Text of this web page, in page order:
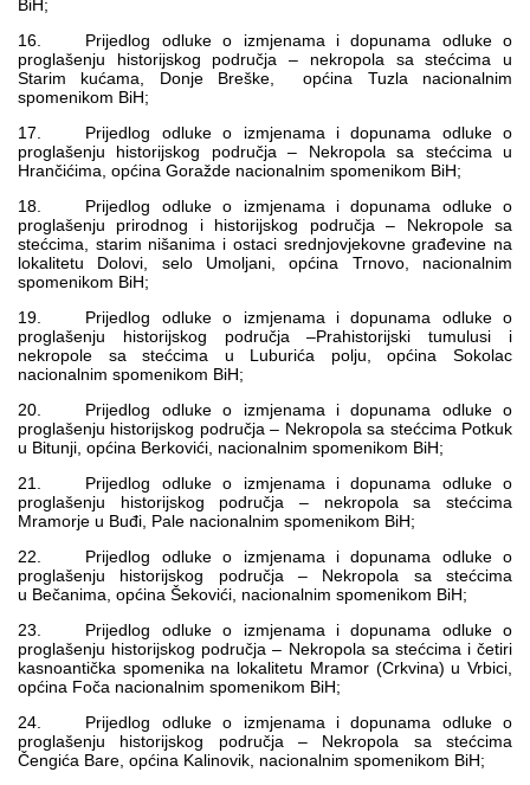
BiH;
16. Prijedlog odluke o izmjenama i dopunama odluke o
proglašenju historijskog područja – nekropola sa stećcima u
Starim kućama, Donje Breške, općina Tuzla nacionalnim
spomenikom BiH;
17. Prijedlog odluke o izmjenama i dopunama odluke o
proglašenju historijskog područja – Nekropola sa stećcima u
Hrančićima, općina Goražde nacionalnim spomenikom BiH;
18. Prijedlog odluke o izmjenama i dopunama odluke o
proglašenju prirodnog i historijskog područja – Nekropole sa
stećcima, starim nišanima i ostaci srednjovjekovne građevine na
lokalitetu Dolovi, selo Umoljani, općina Trnovo, nacionalnim
spomenikom BiH;
19. Prijedlog odluke o izmjenama i dopunama odluke o
proglašenju historijskog područja –Prahistorijski tumulusi i
nekropole sa stećcima u Luburića polju, općina Sokolac
nacionalnim spomenikom BiH;
20. Prijedlog odluke o izmjenama i dopunama odluke o
proglašenju historijskog područja – Nekropola sa stećcima Potkuk
u Bitunji, općina Berkovići, nacionalnim spomenikom BiH;
21. Prijedlog odluke o izmjenama i dopunama odluke o
proglašenju historijskog područja – nekropola sa stećcima
Mramorje u Buđi, Pale nacionalnim spomenikom BiH;
22. Prijedlog odluke o izmjenama i dopunama odluke o
proglašenju historijskog područja – Nekropola sa stećcima
u Bečanima, općina Šekovići, nacionalnim spomenikom BiH;
23. Prijedlog odluke o izmjenama i dopunama odluke o
proglašenju historijskog područja – Nekropola sa stećcima i četiri
kasnoantička spomenika na lokalitetu Mramor (Crkvina) u Vrbici,
općina Foča nacionalnim spomenikom BiH;
24. Prijedlog odluke o izmjenama i dopunama odluke o
proglašenju historijskog područja – Nekropola sa stećcima
Čengića Bare, općina Kalinovik, nacionalnim spomenikom BiH;